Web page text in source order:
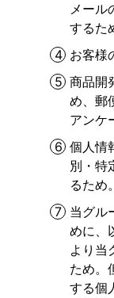
メール
するた
お客様
商品開
め、郵
アンケ
個人情
別・特
るため。
当グル
めに、
より当
ため。
する個